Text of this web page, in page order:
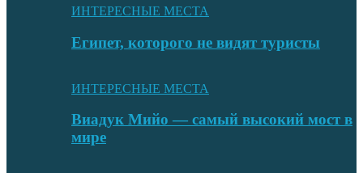
ИНТЕРЕСНЫЕ МЕСТА
Египет, которого не видят туристы
ИНТЕРЕСНЫЕ МЕСТА
Виадук Мийо — самый высокий мост в
мире